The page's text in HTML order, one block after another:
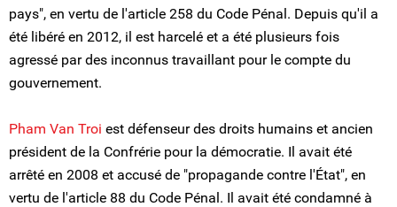
pays", en vertu de l'article 258 du Code Pénal. Depuis qu'il a
été libéré en 2012, il est harcelé et a été plusieurs fois
agressé par des inconnus travaillant pour le compte du
gouvernement.
Pham Van Troi est défenseur des droits humains et ancien
président de la Confrérie pour la démocratie. Il avait été
arrêté en 2008 et accusé de "propagande contre l'État", en
vertu de l'article 88 du Code Pénal. Il avait été condamné à